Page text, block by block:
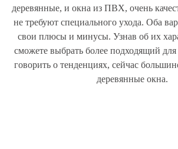
деревянные, и окна из ПВХ, очень
не требуют специального ухода. Оба
свои плюсы и минусы. Узнав об их
сможете выбрать более подходящий для
говорить о тенденциях, сейчас
деревянные окна.